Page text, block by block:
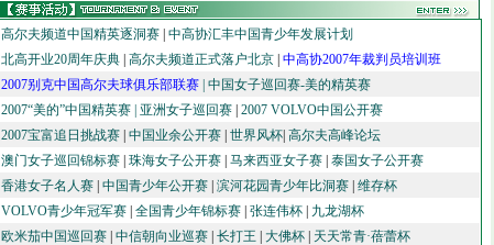
高尔夫频道中国精英逐洞赛
中高协汇丰中国青少年发展计划
北高开业20周年庆典
高尔夫频道正式落户北京
中高协2007年裁判员培训班
2007别克中国高尔夫球俱乐部联赛
中国女子巡回赛-美的精英赛
2007“美的”中国精英赛 |
亚洲女子巡回赛
2007 VOLVO中国公开赛
2007宝富追日挑战赛
中国业余公开赛 世界风杯| 高尔夫高峰论坛
澳门女子巡回锦标赛| 珠海女子公开赛| 马来西亚女子赛| 泰国女子公开赛
香港女子名人赛| 中国青少年公开赛| 滨河花园青少年比洞赛| 维存杯
VOLVO青少年冠军赛| 全国青少年锦标赛| 张连伟杯|
九龙湖杯
欧米茄中国巡回赛| 中信朝向业巡赛| 长打王 大佛杯
天天常青·蓓蕾杯